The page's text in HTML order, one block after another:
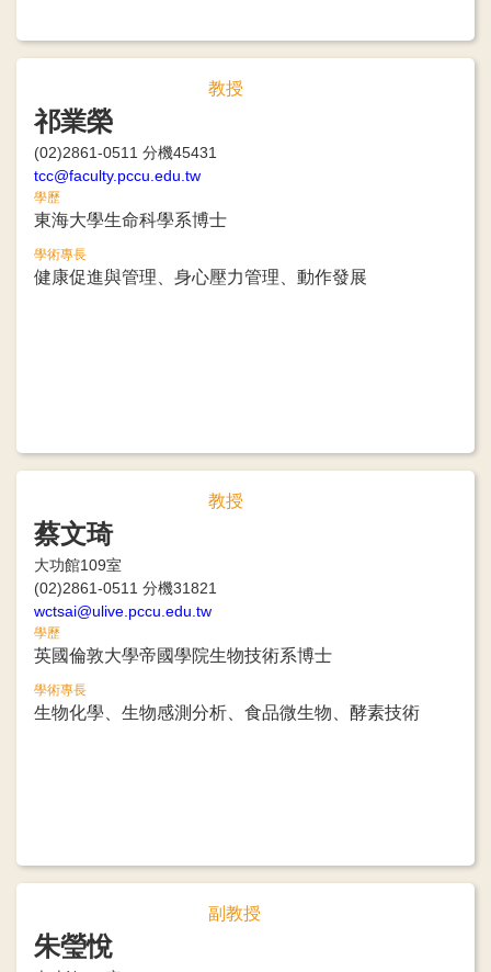
教授
祁業榮
(02)2861-0511 分機45431
tcc@faculty.pccu.edu.tw
學歷
東海大學生命科學系博士
學術專長
健康促進與管理、身心壓力管理、動作發展
教授
蔡文琦
大功館109室
(02)2861-0511 分機31821
wctsai@ulive.pccu.edu.tw
學歷
英國倫敦大學帝國學院生物技術系博士
學術專長
生物化學、生物感測分析、食品微生物、酵素技術
副教授
朱瑩悅